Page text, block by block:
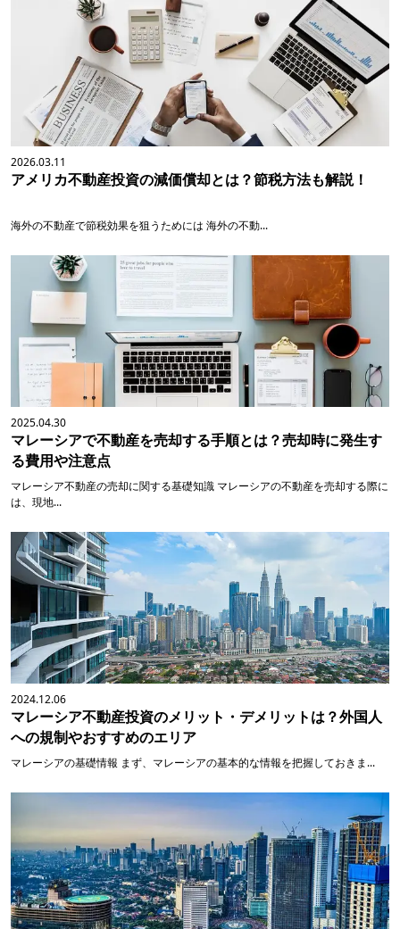
2026.03.11
アメリカ不動産投資の減価償却とは？節税方法も解説！
海外の不動産で節税効果を狙うためには 海外の不動...
2025.04.30
マレーシアで不動産を売却する手順とは？売却時に発生す
る費用や注意点
マレーシア不動産の売却に関する基礎知識 マレーシアの不動産を売却する際に
は、現地...
2024.12.06
マレーシア不動産投資のメリット・デメリットは？外国人
への規制やおすすめのエリア
マレーシアの基礎情報 まず、マレーシアの基本的な情報を把握しておきま...